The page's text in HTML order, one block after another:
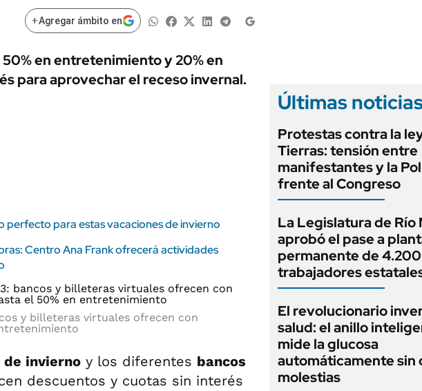
AUTOS
+Agregar ámbito en
en entretenimiento y 20% en
para aprovechar el receso invernal.
perfecto para estas vacaciones de invierno
Centro Ana Frank ofrecerá actividades
y billeteras virtuales ofrecen con
de invierno y los diferentes bancos
descuentos y cuotas sin interés
Últimas
Protestas contra la
Tierras: tensión entre
manifestantes y la
frente al Congreso
La Legislatura de Río
aprobó el pase a
permanente de 4.200
trabajadores
El revolucionario
salud: el anillo
mide la glucosa
automáticamente sin
molestias